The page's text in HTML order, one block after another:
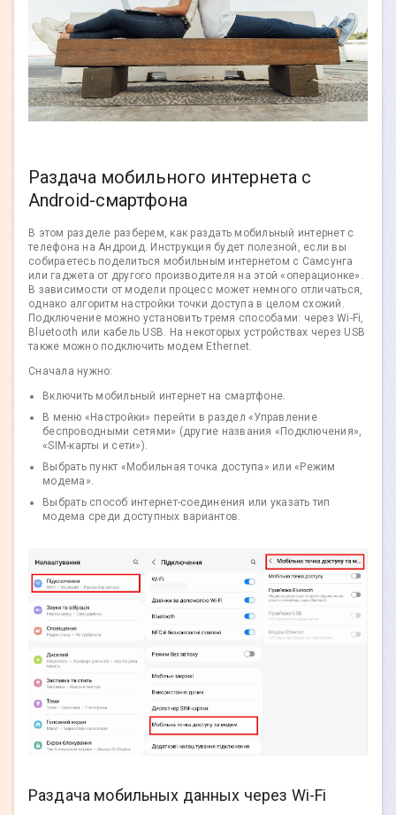
Раздача мобильного интернета с
Android-смартфона
В этом разделе разберем, как раздать мобильный интернет с
телефона на Андроид. Инструкция будет полезной, если вы
собираетесь поделиться мобильным интернетом с Самсунга
или гаджета от другого производителя на этой «операционке».
В зависимости от модели процесс может немного отличаться,
однако алгоритм настройки точки доступа в целом схожий.
Подключение можно установить тремя способами: через Wi-Fi,
Bluetooth или кабель USB. На некоторых устройствах через USB
также можно подключить модем Ethernet.
Сначала нужно:
Включить мобильный интернет на смартфоне.
В меню «Настройки» перейти в раздел «Управление
беспроводными сетями» (другие названия «Подключения»,
«SIM-карты и сети»).
Выбрать пункт «Мобильная точка доступа» или «Режим
модема».
Выбрать способ интернет-соединения или указать тип
модема среди доступных вариантов.
Раздача мобильных данных через Wi-Fi